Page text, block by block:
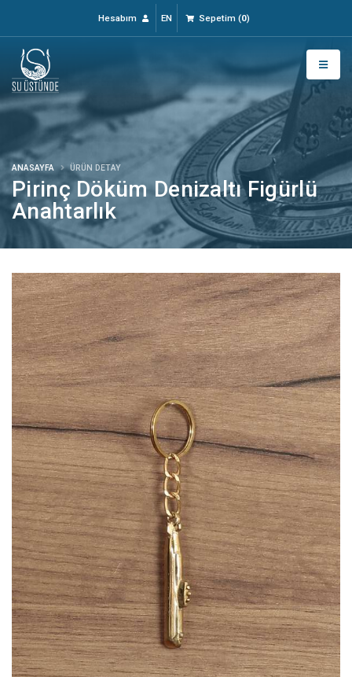
Hesabım EN Sepetim (0)
Pirinç Döküm Denizaltı Figürlü
Anahtarlık
ANASAYFA ÜRÜN DETAY